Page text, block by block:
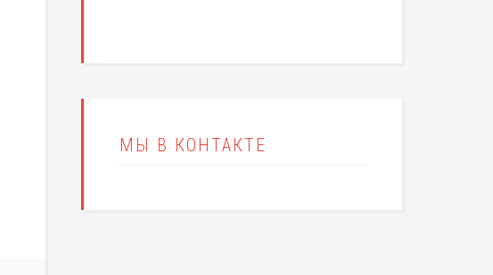
МЫ В КОНТАКТЕ